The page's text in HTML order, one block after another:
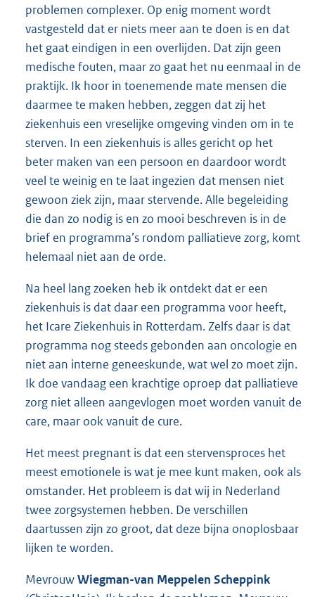
problemen complexer. Op enig moment wordt
vastgesteld dat er niets meer aan te doen is en dat
het gaat eindigen in een overlijden. Dat zijn geen
medische fouten, maar zo gaat het nu eenmaal in de
praktijk. Ik hoor in toenemende mate mensen die
daarmee te maken hebben, zeggen dat zij het
ziekenhuis een vreselijke omgeving vinden om in te
sterven. In een ziekenhuis is alles gericht op het
beter maken van een persoon en daardoor wordt
veel te weinig en te laat ingezien dat mensen niet
gewoon ziek zijn, maar stervende. Alle begeleiding
die dan zo nodig is en zo mooi beschreven is in de
brief en programma’s rondom palliatieve zorg, komt
helemaal niet aan de orde.
Na heel lang zoeken heb ik ontdekt dat er een
ziekenhuis is dat daar een programma voor heeft,
het Icare Ziekenhuis in Rotterdam. Zelfs daar is dat
programma nog steeds gebonden aan oncologie en
niet aan interne geneeskunde, wat wel zo moet zijn.
Ik doe vandaag een krachtige oproep dat palliatieve
zorg niet alleen aangevlogen moet worden vanuit de
care, maar ook vanuit de cure.
Het meest pregnant is dat een stervensproces het
meest emotionele is wat je mee kunt maken, ook als
omstander. Het probleem is dat wij in Nederland
twee zorgsystemen hebben. De verschillen
daartussen zijn zo groot, dat deze bijna onoplosbaar
lijken te worden.
MevrouwWiegman-van Meppelen Scheppink